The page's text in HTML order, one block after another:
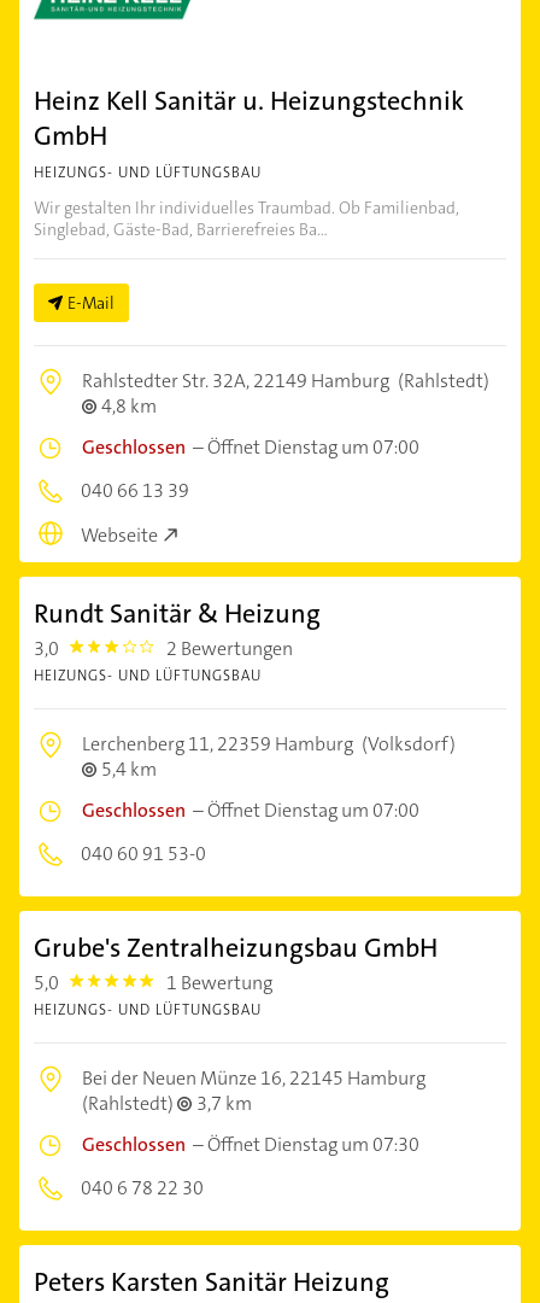
Heinz Kell Sanitär u. Heizungstechnik
GmbH
HEIZUNGS- UND LÜFTUNGSBAU
Wir gestalten Ihr individuelles Traumbad. Ob Familienbad,
Singlebad, Gäste-Bad, Barrierefreies Ba...
E-Mail
Rahlstedter Str. 32A,22149 Hamburg (Rahlstedt)
4,8 km
Geschlossen –Öffnet Dienstag um 07:00
040 66 13 39
Webseite
Rundt Sanitär & Heizung
3,0 3.0 2 Bewertungen
HEIZUNGS- UND LÜFTUNGSBAU
Lerchenberg 11,22359 Hamburg (Volksdorf)
5,4 km
Geschlossen –Öffnet Dienstag um 07:00
040 60 91 53-0
Grube's Zentralheizungsbau GmbH
5,0 5.0 1 Bewertung
HEIZUNGS- UND LÜFTUNGSBAU
Bei der Neuen Münze 16,22145 Hamburg
(Rahlstedt)
3,7 km
Geschlossen –Öffnet Dienstag um 07:30
040 6 78 22 30
Peters Karsten Sanitär Heizung